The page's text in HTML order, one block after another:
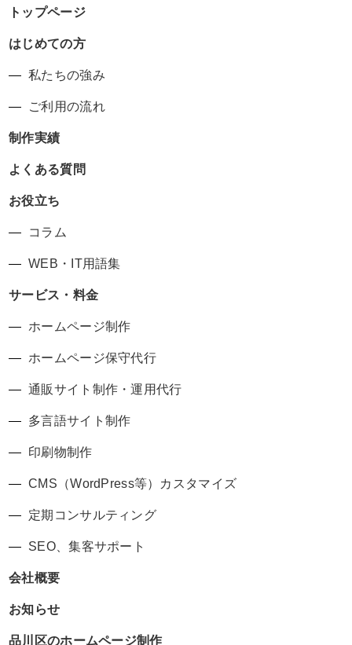
トップページ
はじめての方
私たちの強み
ご利用の流れ
制作実績
よくある質問
お役立ち
コラム
WEB・IT用語集
サービス・料金
ホームページ制作
ホームページ保守代行
通販サイト制作・運用代行
多言語サイト制作
印刷物制作
CMS（WordPress等）カスタマイズ
定期コンサルティング
SEO、集客サポート
会社概要
お知らせ
品川区のホームページ制作